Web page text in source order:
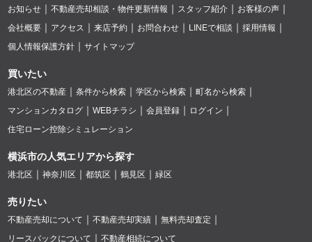
お知らせ 不動産売却相談・物件更新情報 スタッフ紹介
お客様の声
会社概要
アクセス 来店予約 お問合わせ LINEで相談
採用情報
個人情報保護方針
サイトマップ
買いたい
港北区の不動産 条件から検索 学区から検索
町名から検索
マンションカタログ
WEBチラシ 会員登録
ログイン
住宅ローン控除シミュレーション
横浜市の人気エリアから探す
港北区 神奈川区 都筑区 鶴見区 緑区
売りたい
不動産売却について 不動産売却実績
無料売却査定
リースバックについて
不動産相続について